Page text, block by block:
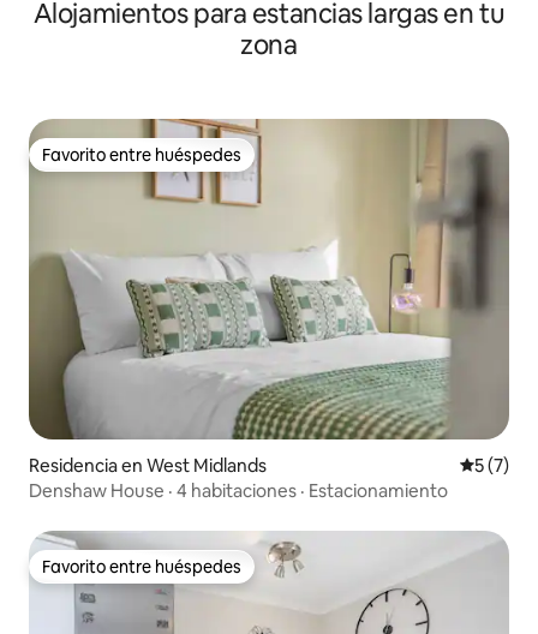
Alojamientos para estancias largas en tu
zona
Favorito entre huéspedes
Favorito entre huéspedes
Residencia en West Midlands
5 (7)
Denshaw House · 4 habitaciones · Estacionamiento
Favorito entre huéspedes
Favorito entre huéspedes